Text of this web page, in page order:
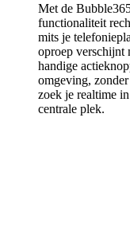
Met de
functionaliteit
mits je
oproep verschijnt
handige
omgeving,
zoek je realtime
centrale plek.